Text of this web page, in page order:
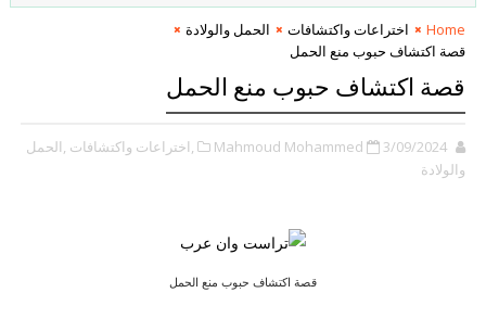
Home اختراعات واكتشافات
الحمل والولادة
قصة اكتشاف حبوب منع الحمل
قصة اكتشاف حبوب منع الحمل
Mahmoud Mohammed 3/09/2024 ,اختراعات واكتشافات ,الحمل
والولادة
قصة اكتشاف حبوب منع الحمل